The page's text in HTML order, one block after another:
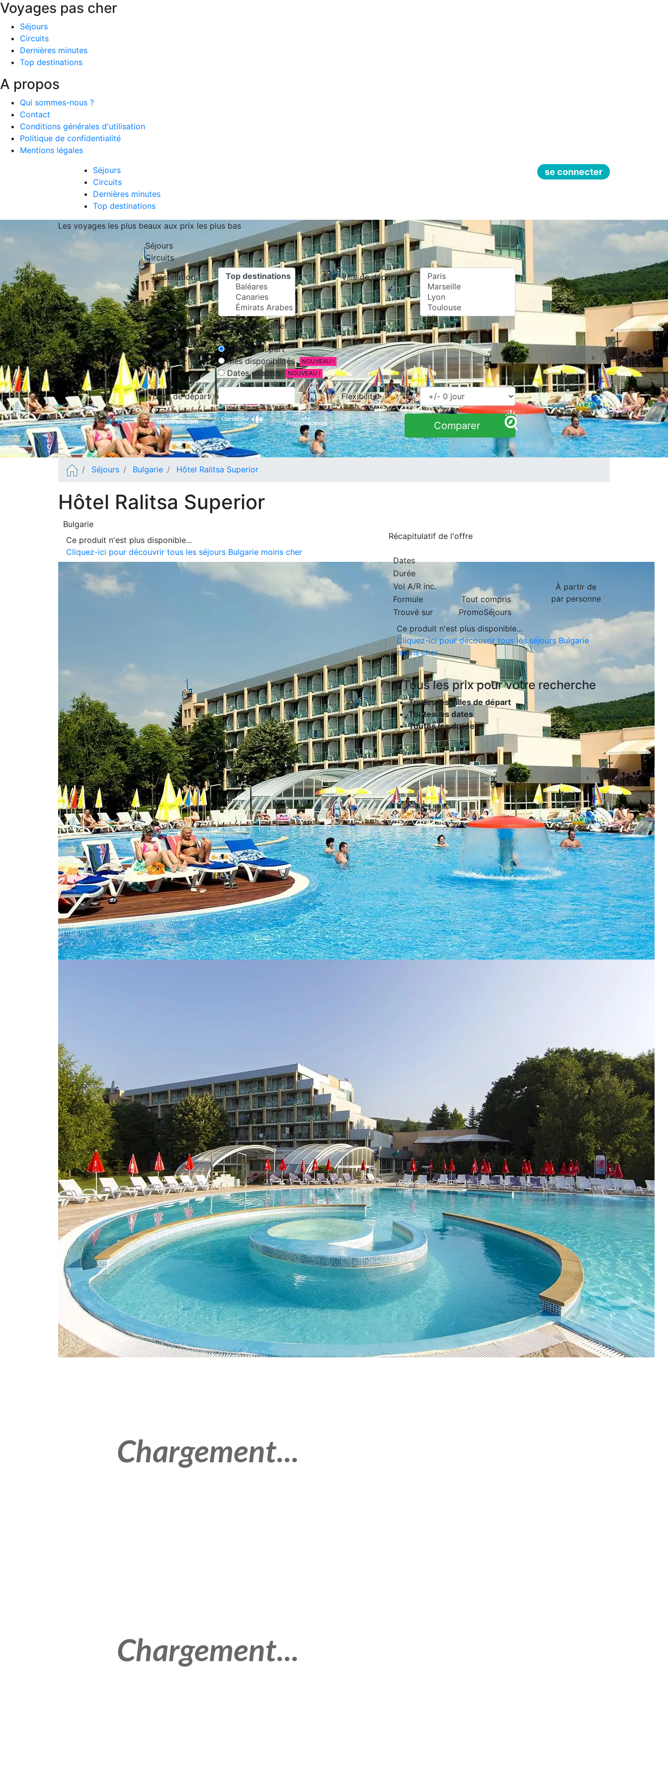
Voyages pas cher
Séjours
Circuits
Dernières minutes
Top destinations
A propos
Qui sommes-nous ?
Contact
Conditions générales d'utilisation
Politique de confidentialité
Mentions légales
Séjours
Circuits
Dernières minutes
Top destinations
se connecter
Les voyages les plus beaux aux prix les plus bas
Séjours
Circuits
Destination
Bulgarie Modifier
Ville de départ
Recherche par
:
Date de départ
Mes disponibilités
NOUVEAU !
Dates exactes NOUVEAU !
Date de départ Flexibilité
Comparer
Séjours Bulgarie Hôtel Ralitsa Superior
Hôtel Ralitsa Superior
Bulgarie
Ce produit n'est plus disponible...
Cliquez-ici pour découvrir tous les séjours Bulgarie moins cher
Récapitulatif de l'offre
Dates
Durée
À partir de
par personne
Vol A/R inc.
Formule
Tout compris
Trouvé sur
PromoSéjours
Ce produit n'est plus disponible...
Cliquez-ici pour découvrir tous les séjours Bulgarie
moins cher
Tous les prixpour votre recherche
Toutes les villes de départ
Toutes les dates
Toutes les durées